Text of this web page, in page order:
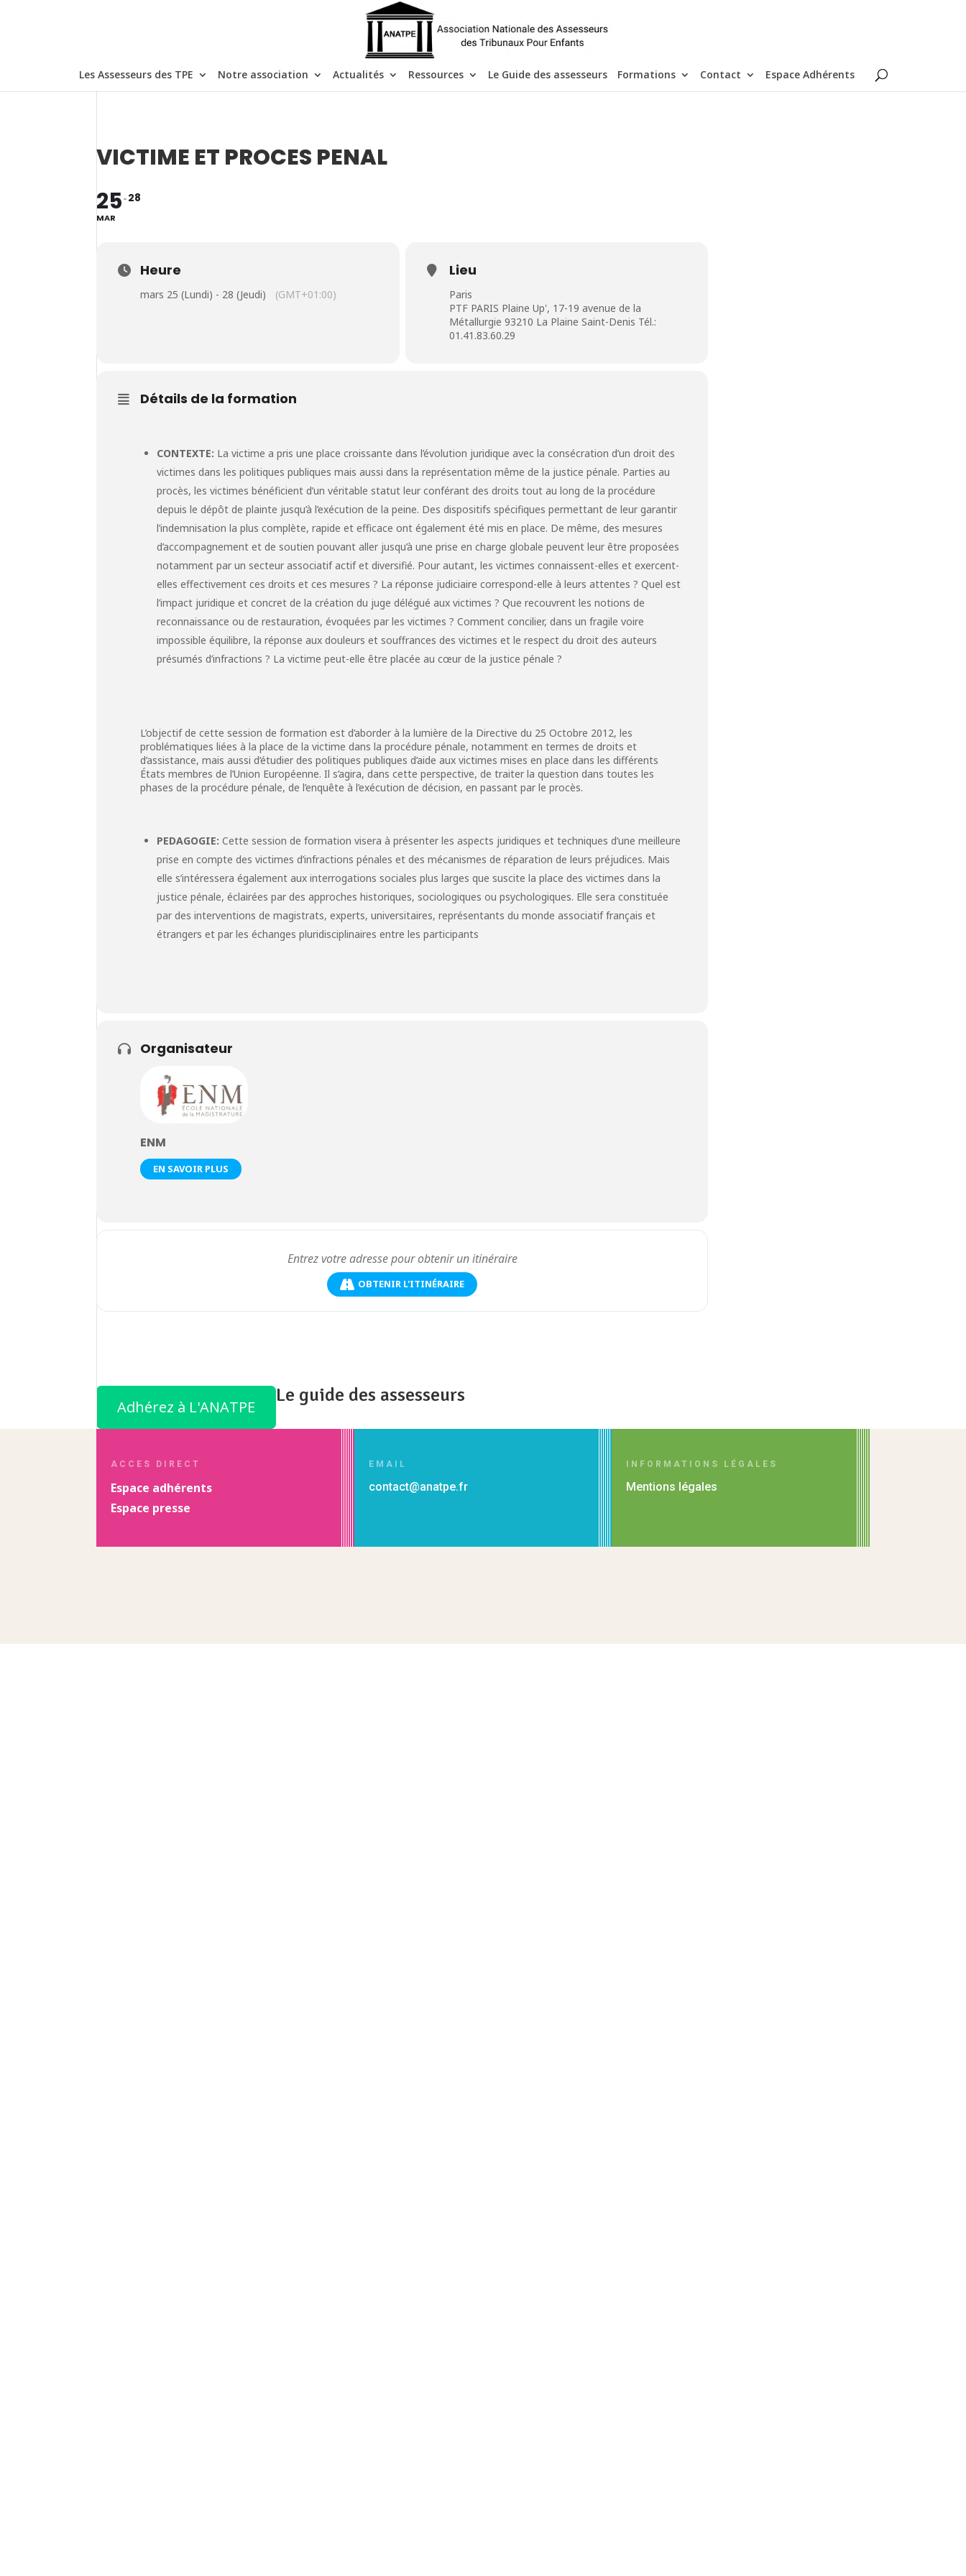
Les Assesseurs des TPE Notre association Actualités Ressources Le Guide des assesseurs Formations Contact Espace Adhérents
VICTIME ET PROCES PENAL
25
MAR
28
Heure
mars 25 (Lundi) - 28 (Jeudi) (GMT+01:00)
Lieu
Paris
PTF PARIS Plaine Up', 17-19 avenue de la
Métallurgie 93210 La Plaine Saint-Denis Tél.:
01.41.83.60.29
Détails de la formation
CONTEXTE: La victime a pris une place croissante dans l’évolution juridique avec la consécration d’un droit des
victimes dans les politiques publiques mais aussi dans la représentation même de la justice pénale. Parties au
procès, les victimes bénéficient d’un véritable statut leur conférant des droits tout au long de la procédure
depuis le dépôt de plainte jusqu’à l’exécution de la peine. Des dispositifs spécifiques permettant de leur garantir
l’indemnisation la plus complète, rapide et efficace ont également été mis en place. De même, des mesures
d’accompagnement et de soutien pouvant aller jusqu’à une prise en charge globale peuvent leur être proposées
notamment par un secteur associatif actif et diversifié. Pour autant, les victimes connaissent-elles et exercent-
elles effectivement ces droits et ces mesures ? La réponse judiciaire correspond-elle à leurs attentes ? Quel est
l’impact juridique et concret de la création du juge délégué aux victimes ? Que recouvrent les notions de
reconnaissance ou de restauration, évoquées par les victimes ? Comment concilier, dans un fragile voire
impossible équilibre, la réponse aux douleurs et souffrances des victimes et le respect du droit des auteurs
présumés d’infractions ? La victime peut-elle être placée au cœur de la justice pénale ?
L’objectif de cette session de formation est d’aborder à la lumière de la Directive du 25 Octobre 2012, les
problématiques liées à la place de la victime dans la procédure pénale, notamment en termes de droits et
d’assistance, mais aussi d’étudier des politiques publiques d’aide aux victimes mises en place dans les différents
États membres de l’Union Européenne. Il s’agira, dans cette perspective, de traiter la question dans toutes les
phases de la procédure pénale, de l’enquête à l’exécution de décision, en passant par le procès.
PEDAGOGIE:Cette session de formation visera à présenter les aspects juridiques et techniques d’une meilleure
prise en compte des victimes d’infractions pénales et des mécanismes de réparation de leurs préjudices. Mais
elle s’intéressera également aux interrogations sociales plus larges que suscite la place des victimes dans la
justice pénale, éclairées par des approches historiques, sociologiques ou psychologiques. Elle sera constituée
par des interventions de magistrats, experts, universitaires, représentants du monde associatif français et
étrangers et par les échanges pluridisciplinaires entre les participants
Organisateur
ENM
EN SAVOIR PLUS
OBTENIR L'ITINÉRAIRE
Adhérez à L'ANATPE
Le guide des assesseurs
ACCES DIRECT
Espace adhérents
Espace presse
EMAIL
contact@anatpe.fr
INFORMATIONS LÉGALES
Mentions légales